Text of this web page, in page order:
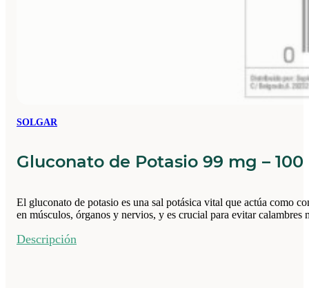
SOLGAR
Gluconato de Potasio 99 mg –
El gluconato de potasio es una sal potásica vital que actúa como
en músculos, órganos y nervios, y es crucial para evitar
Descripción